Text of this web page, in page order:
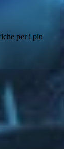
per i pin